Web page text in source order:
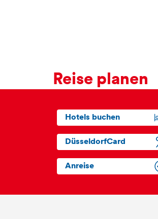
Reise planen
Hotels buchen
DüsseldorfCard
Anreise